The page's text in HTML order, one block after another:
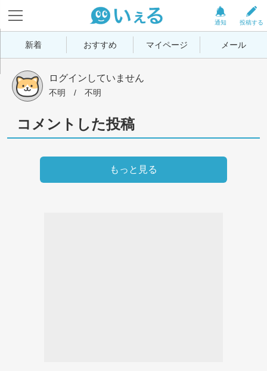
投稿する
通知
新着 おすすめ マイページ メール
ログインしていません
不明 / 不明
コメントした投稿
もっと見る